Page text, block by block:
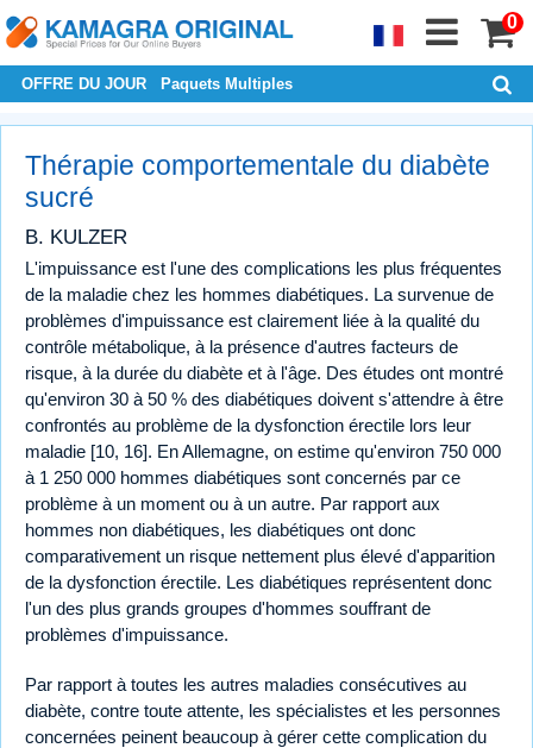
0
OFFRE DU JOUR Paquets Multiples
Thérapie comportementale du diabète
sucré
B. KULZER
L'impuissance est l'une des complications les plus fréquentes
de la maladie chez les hommes diabétiques. La survenue de
problèmes d'impuissance est clairement liée à la qualité du
contrôle métabolique, à la présence d'autres facteurs de
risque, à la durée du diabète et à l'âge. Des études ont montré
qu'environ 30 à 50 % des diabétiques doivent s'attendre à être
confrontés au problème de la dysfonction érectile lors leur
maladie [10, 16]. En Allemagne, on estime qu'environ 750 000
à 1 250 000 hommes diabétiques sont concernés par ce
problème à un moment ou à un autre. Par rapport aux
hommes non diabétiques, les diabétiques ont donc
comparativement un risque nettement plus élevé d'apparition
de la dysfonction érectile. Les diabétiques représentent donc
l'un des plus grands groupes d'hommes souffrant de
problèmes d'impuissance.
Par rapport à toutes les autres maladies consécutives au
diabète, contre toute attente, les spécialistes et les personnes
concernées peinent beaucoup à gérer cette complication du